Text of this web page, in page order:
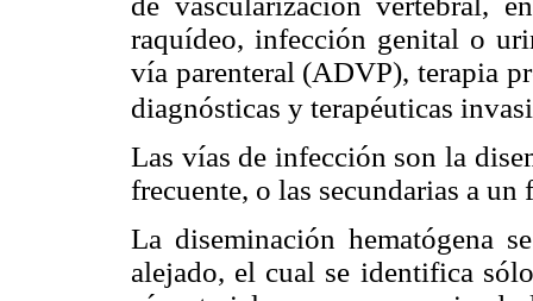
raquídeo, infección genital o
vía parenteral (ADVP), terapia
diagnósticas y terapéuticas
Las vías de infección son la
frecuente, o las secundarias a un
La diseminación hematógena
alejado, el cual se identifica